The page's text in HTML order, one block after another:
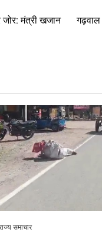
मंत्री खजान
गढ़वाल
समाचार